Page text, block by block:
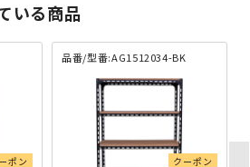
いる商品
ポン
品番/型番:AG1512034-BK
クーポン